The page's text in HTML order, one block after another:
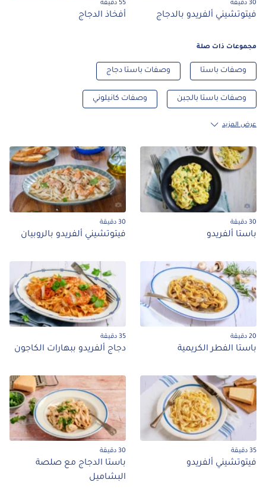
ألفريدو بالدجاج أفخاذ الدجاج
ذات صلة
باستا وصفات باستا دجاج
باستا بالجبن وصفات كانيلوني
ألفريدو فيتوتشيني ألفريدو بالروبيان
الفطر الكريمية دجاج ألفريدو ببهارات الكاجون
ألفريدو
باستا الدجاج مع صلصة
البشاميل